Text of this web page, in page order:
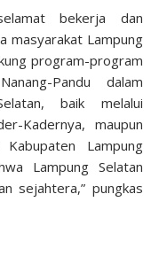
bekerja dan
masyarakat Lampung
program-program
Pandu dalam
baik melalui
Kadernya, maupun
Lampung
Lampung Selatan
sejahtera,” pungkas